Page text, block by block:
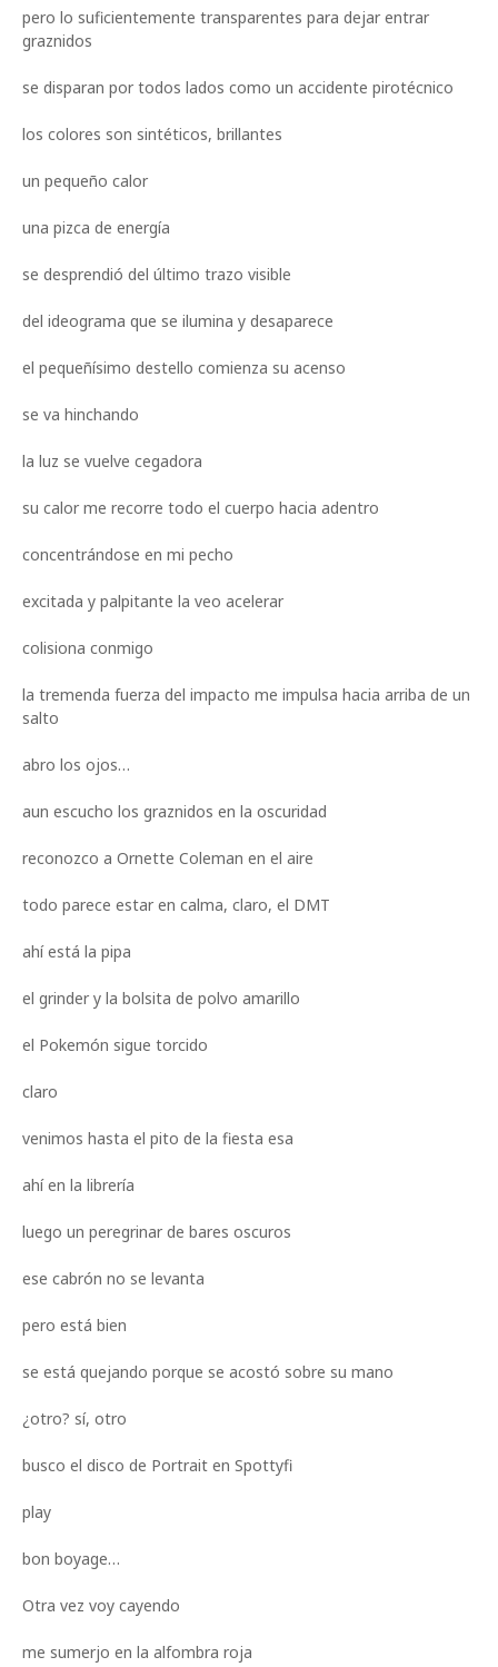
pero lo suficientemente transparentes para dejar entrar
graznidos
se disparan por todos lados como un accidente pirotécnico
los colores son sintéticos, brillantes
un pequeño calor
una pizca de energía
se desprendió del último trazo visible
del ideograma que se ilumina y desaparece
el pequeñísimo destello comienza su acenso
se va hinchando
la luz se vuelve cegadora
su calor me recorre todo el cuerpo hacia adentro
concentrándose en mi pecho
excitada y palpitante la veo acelerar
colisiona conmigo
la tremenda fuerza del impacto me impulsa hacia arriba de un
salto
abro los ojos…
aun escucho los graznidos en la oscuridad
reconozco a Ornette Coleman en el aire
todo parece estar en calma, claro, el DMT
ahí está la pipa
el grinder y la bolsita de polvo amarillo
el Pokemón sigue torcido
claro
venimos hasta el pito de la fiesta esa
ahí en la librería
luego un peregrinar de bares oscuros
ese cabrón no se levanta
pero está bien
se está quejando porque se acostó sobre su mano
¿otro? sí, otro
busco el disco de Portrait en Spottyfi
play
bon boyage…
Otra vez voy cayendo
me sumerjo en la alfombra roja